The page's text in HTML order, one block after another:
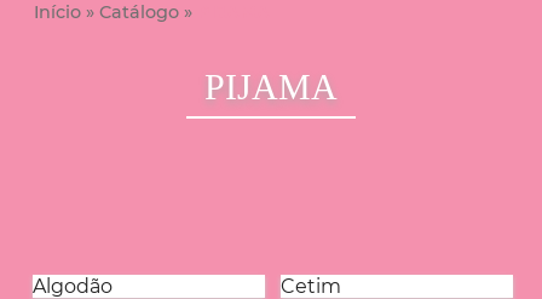
Início » Catálogo »
PIJAMA
Algodão Cetim